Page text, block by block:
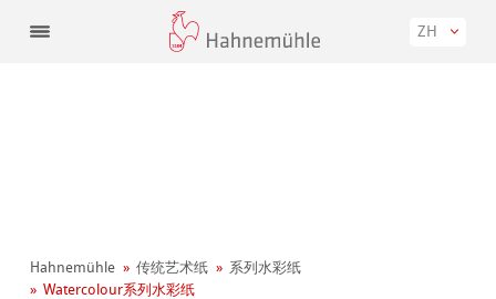
ZH
Hahnemühle 传统艺术纸
系列水彩纸
Watercolour系列水彩纸